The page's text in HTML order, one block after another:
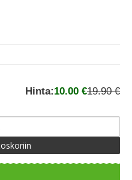
Hinta:10.00 €19.90 €